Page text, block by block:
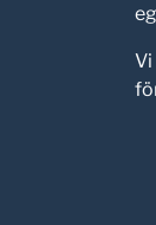
Vi